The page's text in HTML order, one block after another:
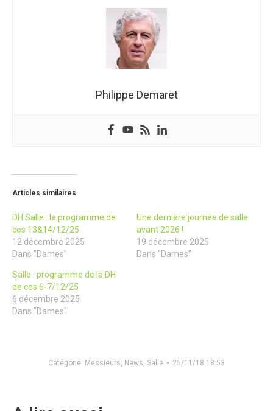
Philippe Demaret
Articles similaires
DH Salle : le programme de
ces 13&14/12/25
12 décembre 2025
Dans "Dames"
Une dernière journée de salle
avant 2026 !
19 décembre 2025
Dans "Dames"
Salle : programme de la DH
de ces 6-7/12/25
6 décembre 2025
Dans "Dames"
Catégorie Messieurs News Salle 25/11/18 18:53